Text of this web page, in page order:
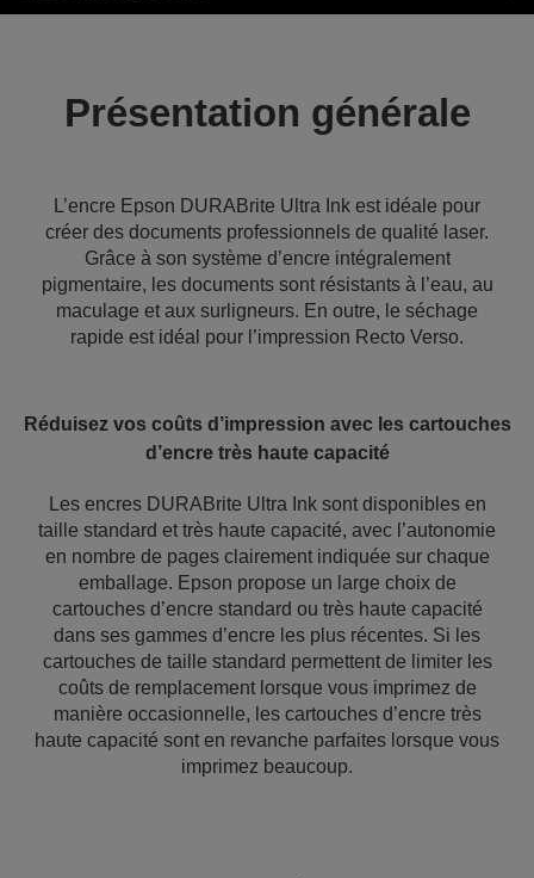
Présentation générale
L’encre Epson DURABrite Ultra Ink est idéale pour
créer des documents professionnels de qualité laser.
Grâce à son système d’encre intégralement
pigmentaire, les documents sont résistants à l’eau, au
maculage et aux surligneurs. En outre, le séchage
rapide est idéal pour l’impression Recto Verso.
Réduisez vos coûts d’impression avec les cartouches
d’encre très haute capacité
Les encres DURABrite Ultra Ink sont disponibles en
taille standard et très haute capacité, avec l’autonomie
en nombre de pages clairement indiquée sur chaque
emballage. Epson propose un large choix de
cartouches d’encre standard ou très haute capacité
dans ses gammes d’encre les plus récentes. Si les
cartouches de taille standard permettent de limiter les
coûts de remplacement lorsque vous imprimez de
manière occasionnelle, les cartouches d’encre très
haute capacité sont en revanche parfaites lorsque vous
imprimez beaucoup.